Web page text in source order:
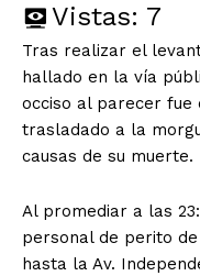
Vistas: 7
Tras realizar el
hallado en la vía
occiso al parecer fue
trasladado a la
causas de su muerte.
Al promediar a las
personal de perito
hasta la Av.